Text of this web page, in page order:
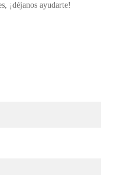
¡déjanos ayudarte!